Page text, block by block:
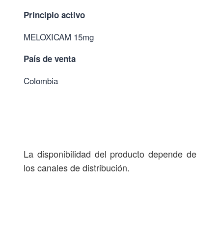
Principio activo
MELOXICAM 15mg
País de venta
Colombia
La disponibilidad del producto depende de
los canales de distribución.